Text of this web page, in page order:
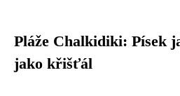
Pláže Chalkidiki: Písek
jako křišťál